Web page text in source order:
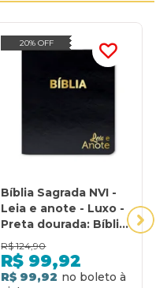
20% OFF
Bíblia Sagrada NVI -
Leia e anote - Luxo -
Preta dourada: Bíblia
com espaço de
anotação
R$ 124,90
R$ 99,92
R$ 99,92